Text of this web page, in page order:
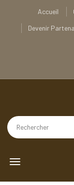
Accueil
Devenir
Toggle